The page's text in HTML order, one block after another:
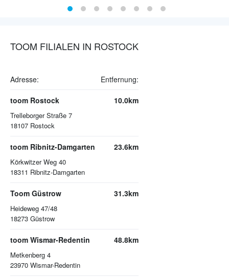
TOOM FILIALEN IN ROSTOCK
Adresse: Entfernung:
toom Rostock
Trelleborger Straße 7
18107 Rostock
10.0km
toom Ribnitz-Damgarten
Körkwitzer Weg 40
18311 Ribnitz-Damgarten
23.6km
Toom Güstrow
Heideweg 47/48
18273 Güstrow
31.3km
toom Wismar-Redentin
Metkenberg 4
23970 Wismar-Redentin
48.8km